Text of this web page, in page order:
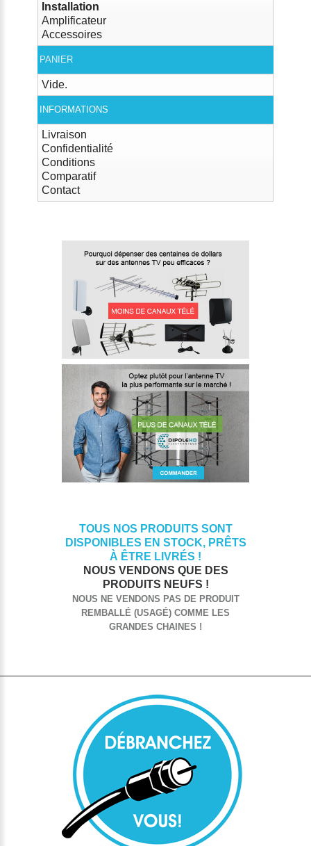
Installation
Amplificateur
Accessoires
PANIER
Vide.
INFORMATIONS
Livraison
Confidentialité
Conditions
Comparatif
Contact
TOUS NOS PRODUITS SONT
DISPONIBLES EN STOCK, PRÊTS
À ÊTRE LIVRÉS !
NOUS VENDONS QUE DES
PRODUITS NEUFS !
NOUS NE VENDONS PAS DE PRODUIT
REMBALLÉ (USAGÉ) COMME LES
GRANDES CHAINES !